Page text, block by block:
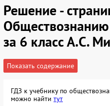
Решение -
за 6 класс А.С.
Показать содержание
ГДЗ к учебнику по
можно найти тут